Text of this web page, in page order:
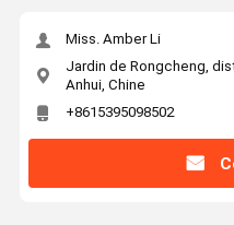
Miss. Amber Li
Jardin de Rongcheng,
Anhui, Chine
+8615395098502